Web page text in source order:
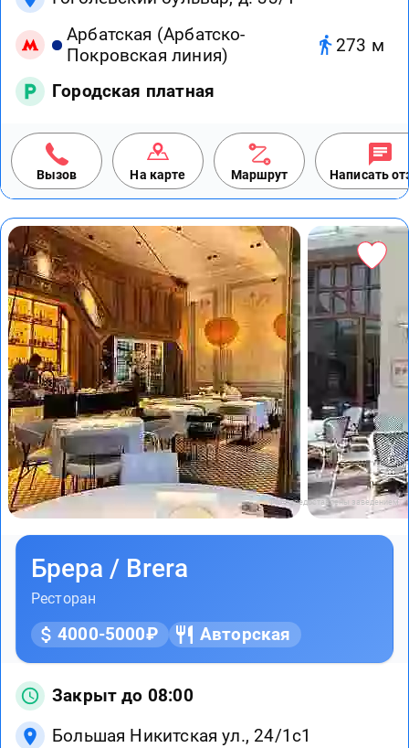
Арбатская (Арбатско-
Покровская линия)
273 м
Городская платная
Вызов На карте Маршрут Написать
Фото предоставлены заведением
Брера / Brera
Ресторан
4000-5000₽ Авторская
Закрыт до 08:00
Большая Никитская ул., 24/1с1